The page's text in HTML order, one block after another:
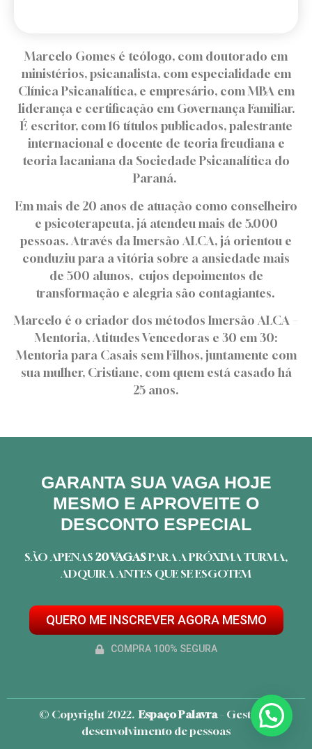
Marcelo Gomes é teólogo, com doutorado em
ministérios, psicanalista, com especialidade em
Clínica Psicanalítica, e empresário, com MBA em
liderança e certificação em Governança Familiar.
É escritor, com 16 títulos publicados, palestrante
internacional e docente de teoria freudiana e
teoria lacaniana da Sociedade Psicanalítica do
Paraná.
Em mais de 20 anos de atuação como conselheiro
e psicoterapeuta, já atendeu mais de 5.000
pessoas. Através da Imersão ALCA, já orientou e
conduziu para a vitória sobre a ansiedade mais
de 500 alunos, cujos depoimentos de
transformação e alegria são contagiantes.
Marcelo é o criador dos métodos Imersão ALCA –
Mentoria, Atitudes Vencedoras e 30 em 30:
Mentoria para Casais sem Filhos, juntamente com
sua mulher, Cristiane, com quem está casado há
25 anos.
GARANTA SUA VAGA HOJE
MESMO E APROVEITE O
DESCONTO ESPECIAL
SÃO APENAS 20 VAGASPARA A PRÓXIMA TURMA,
ADQUIRA ANTES QUE SE ESGOTEM
QUERO ME INSCREVER AGORA MESMO
COMPRA 100% SEGURA
© Copyright 2022. Espaço Palavra– Gestão e
desenvolvimento de pessoas